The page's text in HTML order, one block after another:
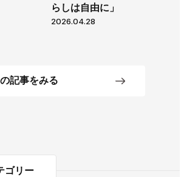
らしは自由に」
2026.04.28
記事をみる
ゴリー